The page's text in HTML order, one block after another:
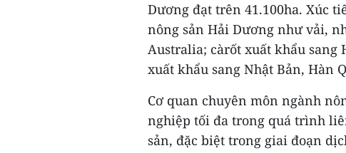
Dương đạt trên 41.100ha. Xúc
nông sản Hải Dương như vải,
Australia; càrốt xuất khẩu sang
xuất khẩu sang Nhật Bản, Hàn
Cơ quan chuyên môn ngành
nghiệp tối đa trong quá trình
sản, đặc biệt trong giai đoạn